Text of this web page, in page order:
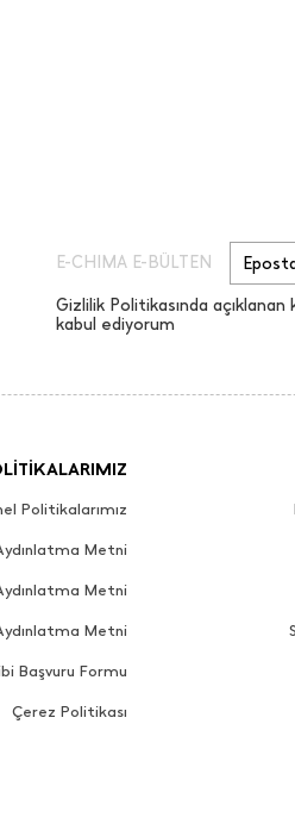
E-CHIMA E-BÜLTEN
Gizlilik Politikasında
kabul ediyorum
Politikalarımız
Metni
Metni
Metni
Başvuru Formu
Çerez Politikası